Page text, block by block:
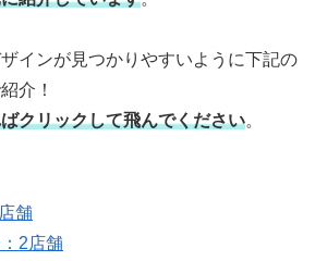
インが見つかりやすいように下記の
介！
クリックして飛んでください。
舗
2店舗